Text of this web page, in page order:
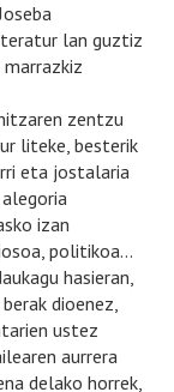
lan guztiz
zentzu
liteke, besterik
eta jostalaria
izan
politikoa…
hasieran,
dioenez,
ustez
aurrera
delako horrek,